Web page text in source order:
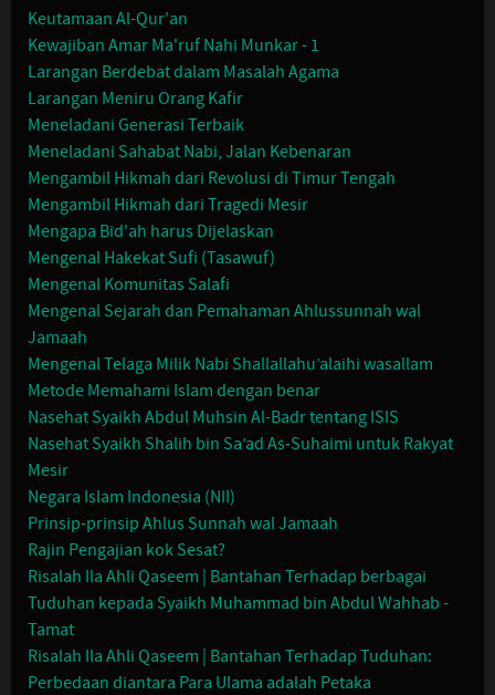
Keutamaan Al-Qur'an
Kewajiban Amar Ma'ruf Nahi Munkar - 1
Larangan Berdebat dalam Masalah Agama
Larangan Meniru Orang Kafir
Meneladani Generasi Terbaik
Meneladani Sahabat Nabi, Jalan Kebenaran
Mengambil Hikmah dari Revolusi di Timur Tengah
Mengambil Hikmah dari Tragedi Mesir
Mengapa Bid'ah harus Dijelaskan
Mengenal Hakekat Sufi (Tasawuf)
Mengenal Komunitas Salafi
Mengenal Sejarah dan Pemahaman Ahlussunnah wal
Jamaah
Mengenal Telaga Milik Nabi Shallallahu’alaihi wasallam
Metode Memahami Islam dengan benar
Nasehat Syaikh Abdul Muhsin Al-Badr tentang ISIS
Nasehat Syaikh Shalih bin Sa’ad As-Suhaimi untuk Rakyat
Mesir
Negara Islam Indonesia (NII)
Prinsip-prinsip Ahlus Sunnah wal Jamaah
Rajin Pengajian kok Sesat?
Risalah Ila Ahli Qaseem | Bantahan Terhadap berbagai
Tuduhan kepada Syaikh Muhammad bin Abdul Wahhab -
Tamat
Risalah Ila Ahli Qaseem | Bantahan Terhadap Tuduhan:
Perbedaan diantara Para Ulama adalah Petaka